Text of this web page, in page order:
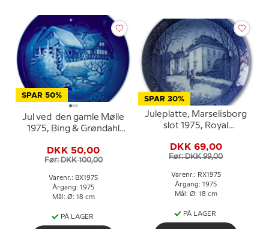
SPAR 50%
Jul ved den gamle Mølle
1975, Bing & Grøndahl
DKK 50,00
Før: DKK 100,00
Varenr.: BX1975
Årgang: 1975
Mål: Ø: 18 cm
PÅ LAGER
SPAR 30%
Juleplatte, Marselisborg
slot 1975, Royal
DKK 69,00
Før: DKK 99,00
Varenr.: RX1975
Årgang: 1975
Mål: Ø: 18 cm
PÅ LAGER